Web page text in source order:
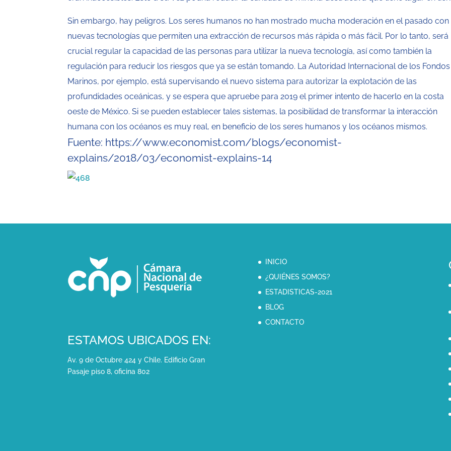
Sin embargo, hay peligros. Los seres humanos no han mostrado mucha moderación en el pasado con
nuevas tecnologías que permiten una extracción de recursos más rápida o más fácil. Por lo tanto, será
crucial regular la capacidad de las personas para utilizar la nueva tecnología, así como también la
regulación para reducir los riesgos que ya se están tomando. La Autoridad Internacional de los Fondos
Marinos, por ejemplo, está supervisando el nuevo sistema para autorizar la explotación de las
profundidades oceánicas, y se espera que apruebe para 2019 el primer intento de hacerlo en la costa
oeste de México. Si se pueden establecer tales sistemas, la posibilidad de transformar la interacción
humana con los océanos es muy real, en beneficio de los seres humanos y los océanos mismos.
Fuente: https://www.economist.com/blogs/economist-
explains/2018/03/economist-explains-14
ESTAMOS UBICADOS EN:
Av. 9 de Octubre 424 y Chile. Edificio Gran
Pasaje piso 8, oficina 802
INICIO
¿QUIÉNES SOMOS?
ESTADISTICAS-2021
BLOG
CONTACTO